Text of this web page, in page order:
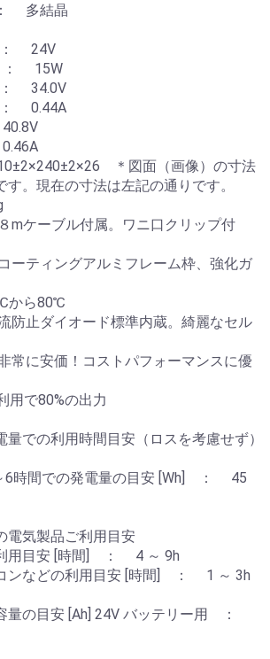
多結晶
： 24V
： 15W
： 34.0V
： 0.44A
＊図面（画像）の寸法
。現在の寸法は左記の通りです。
ケーブル付属。ワニ口クリップ付
ティングアルミフレーム枠、強化ガ
から80℃
止ダイオード標準内蔵。綺麗なセル
常に安価！コストパフォーマンスに優
用で80%の出力
量での利用時間目安（ロスを考慮せず）
6時間での発電量の目安 [Wh] ： 45
電気製品ご利用目安
用目安 [時間] ： 4 ～ 9h
ンなどの利用目安 [時間] ： 1 ～ 3h
量の目安 [Ah] 24V バッテリー用 ：